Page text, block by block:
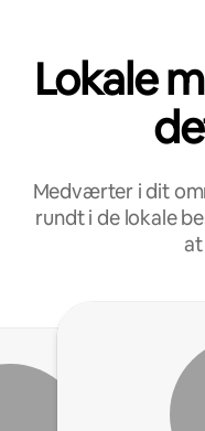
Lokale
Medværter i dit
rundt i de lokale
at